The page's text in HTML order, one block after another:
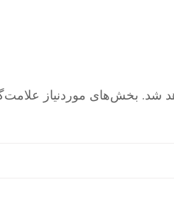
شد. بخش‌های موردنیاز